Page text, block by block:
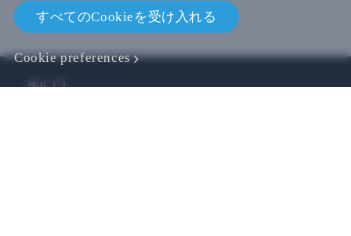
すべてのCookieを受け入れる
Cookie preferences
製品